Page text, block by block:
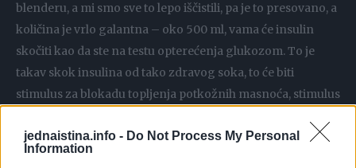
jednaistina.info - Do Not Process My Personal
Information
blenderu, a mi smo sve to lepo iščistili, pa je to presovano, a
količina je vrlo galantna – oko 500 ml, vama će insulin
skočiti kao da ste na testu opterećenja glukozom. To je
takav skok insulina od tako zdravog soka, to će biti
stimulus za blokadu topljenja potkožnih masnoća, stimulus
zamasti. Sok mora biti sa vlaknima, sa malo masnoće, sa